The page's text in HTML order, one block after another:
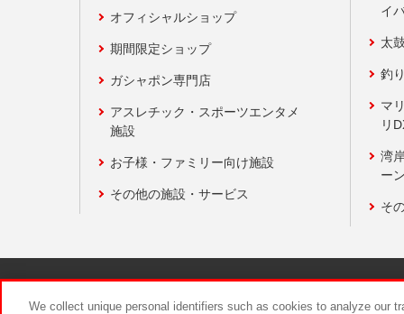
オフィシャルショップ
期間限定ショップ
ガシャポン専門店
アスレチック・スポーツエンタメ
施設
お子様・ファミリー向け施設
その他の施設・サービス
イ
太
釣
マ
リ
湾
ー
そ
We collect unique personal identifiers such as cookies to analyze our